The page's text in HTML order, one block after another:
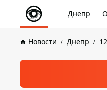
Днепр
Новости Днепр